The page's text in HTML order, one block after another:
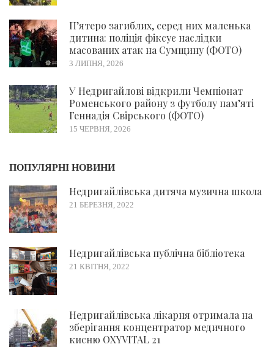
П’ятеро загиблих, серед них маленька
дитина: поліція фіксує наслідки
масованих атак на Сумщину (ФОТО)
3 ЛИПНЯ, 2026
У Недригайлові відкрили Чемпіонат
Роменського району з футболу пам’яті
Геннадія Свірського (ФОТО)
15 ЧЕРВНЯ, 2026
ПОПУЛЯРНІ НОВИНИ
Недригайлівська дитяча музична школа
21 БЕРЕЗНЯ, 2022
Недригайлівська публічна бібліотека
21 КВІТНЯ, 2022
Недригайлівська лікарня отримала на
зберігання концентратор медичного
кисню OXYVITAL 21